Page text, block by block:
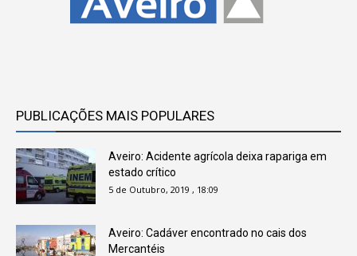
PUBLICAÇÕES MAIS POPULARES
Aveiro: Acidente agrícola deixa rapariga em
estado crítico
5 de Outubro, 2019 , 18:09
Aveiro: Cadáver encontrado no cais dos
Mercantéis